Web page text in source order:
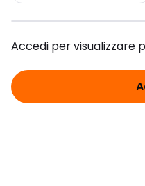
Accedi per visualizzare